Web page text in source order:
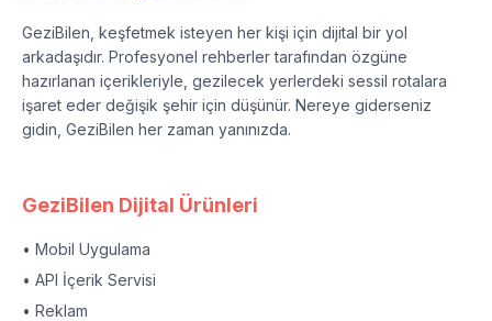
GeziBilen, keşfetmek isteyen her kişi için dijital bir yol
arkadaşıdır. Profesyonel rehberler tarafından özgüne
hazırlanan içerikleriyle, gezilecek yerlerdeki sessil rotalara
işaret eder değişik şehir için düşünür. Nereye giderseniz
gidin, GeziBilen her zaman yanınızda.
GeziBilen Dijital Ürünleri
• Mobil Uygulama
• API İçerik Servisi
• Reklam